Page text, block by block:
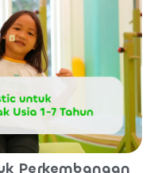
Perkembangan